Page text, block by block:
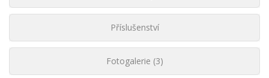
Příslušenství
Fotogalerie (3)